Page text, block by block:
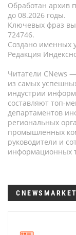
Обработан архив
до 08.2026 годы.
Ключевых фраз
724746.
Создано именных
Редакция
Читатели CNews
из самых
индустрии
составляют топ-
департаментов
региональных
промышленных
руководители и
информационных
CNEWSMARKET